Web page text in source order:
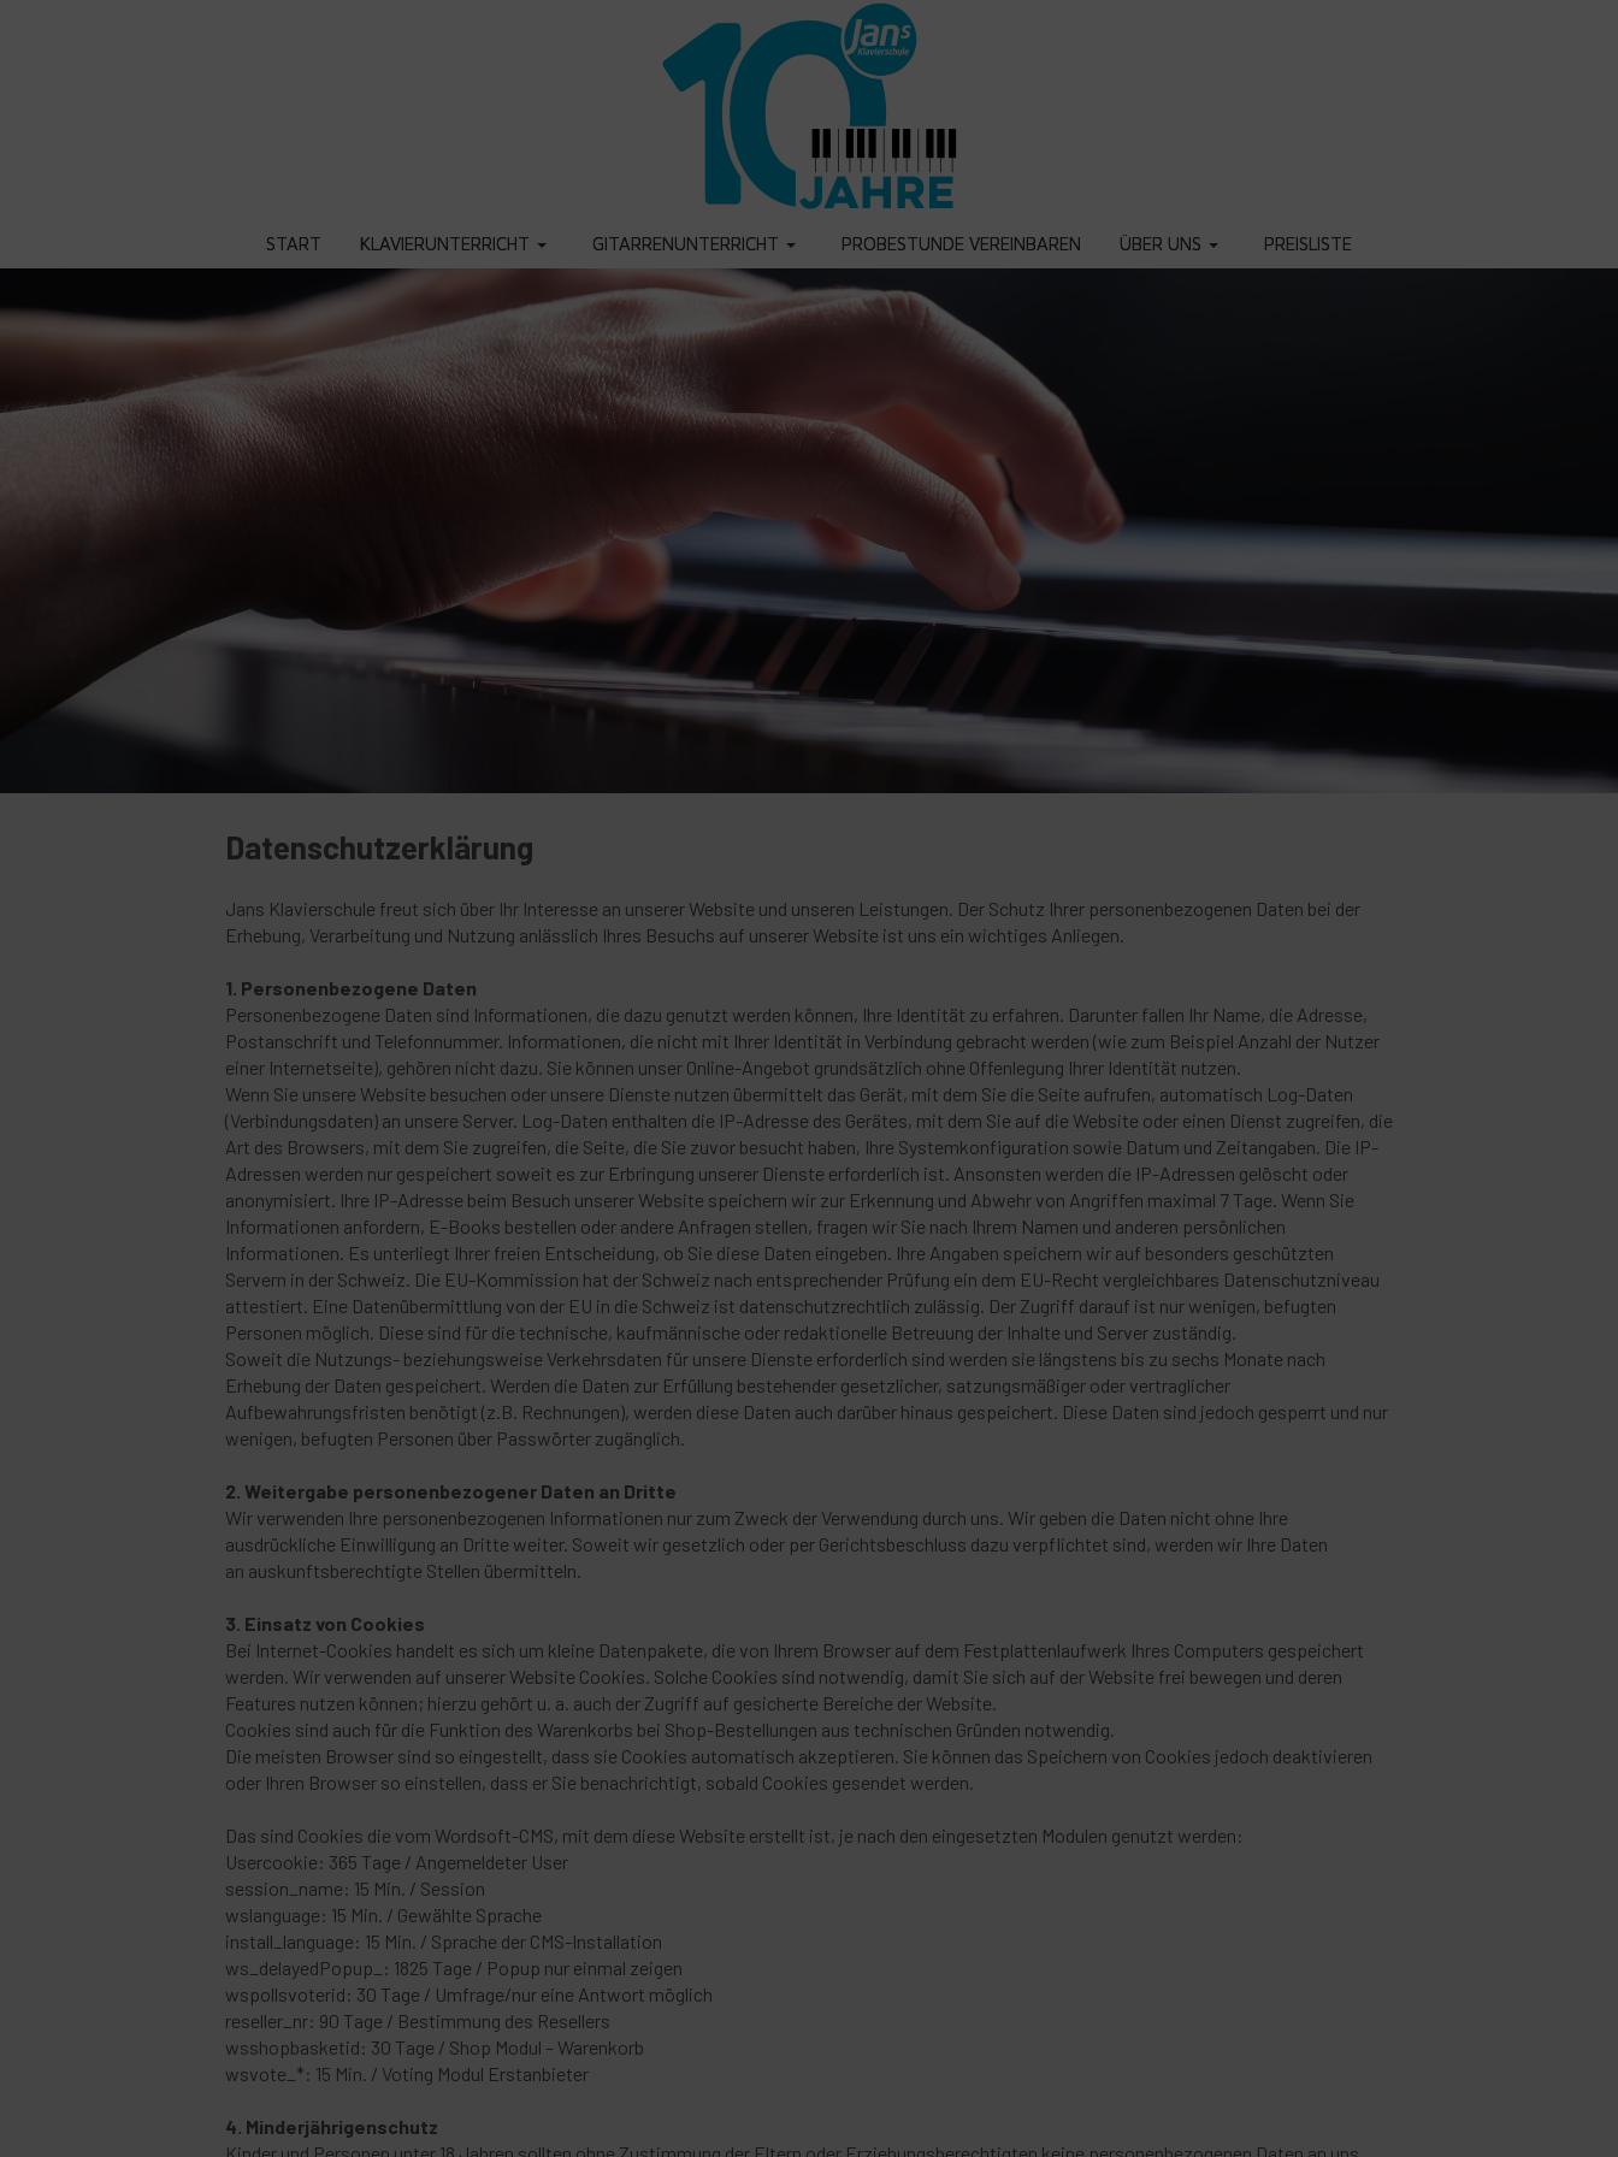
START KLAVIERUNTERRICHT GITARRENUNTERRICHT PROBESTUNDE VEREINBAREN ÜBER UNS PREISLISTE
Datenschutzerklärung
Jans Klavierschule freut sich über Ihr Interesse an unserer Website und unseren Leistungen. Der Schutz Ihrer personenbezogenen Daten bei der
Erhebung, Verarbeitung und Nutzung anlässlich Ihres Besuchs auf unserer Website ist uns ein wichtiges Anliegen.
1. Personenbezogene Daten
Personenbezogene Daten sind Informationen, die dazu genutzt werden können, Ihre Identität zu erfahren. Darunter fallen Ihr Name, die Adresse,
Postanschrift und Telefonnummer. Informationen, die nicht mit Ihrer Identität in Verbindung gebracht werden (wie zum Beispiel Anzahl der Nutzer
einer Internetseite), gehören nicht dazu. Sie können unser Online-Angebot grundsätzlich ohne Offenlegung Ihrer Identität nutzen.
Wenn Sie unsere Website besuchen oder unsere Dienste nutzen übermittelt das Gerät, mit dem Sie die Seite aufrufen, automatisch Log-Daten
(Verbindungsdaten) an unsere Server. Log-Daten enthalten die IP-Adresse des Gerätes, mit dem Sie auf die Website oder einen Dienst zugreifen, die
Art des Browsers, mit dem Sie zugreifen, die Seite, die Sie zuvor besucht haben, Ihre Systemkonfiguration sowie Datum und Zeitangaben. Die IP-
Adressen werden nur gespeichert soweit es zur Erbringung unserer Dienste erforderlich ist. Ansonsten werden die IP-Adressen gelöscht oder
anonymisiert. Ihre IP-Adresse beim Besuch unserer Website speichern wir zur Erkennung und Abwehr von Angriffen maximal 7 Tage. Wenn Sie
Informationen anfordern, E-Books bestellen oder andere Anfragen stellen, fragen wir Sie nach Ihrem Namen und anderen persönlichen
Informationen. Es unterliegt Ihrer freien Entscheidung, ob Sie diese Daten eingeben. Ihre Angaben speichern wir auf besonders geschützten
Servern in der Schweiz. Die EU-Kommission hat der Schweiz nach entsprechender Prüfung ein dem EU-Recht vergleichbares Datenschutzniveau
attestiert. Eine Datenübermittlung von der EU in die Schweiz ist datenschutzrechtlich zulässig. Der Zugriff darauf ist nur wenigen, befugten
Personen möglich. Diese sind für die technische, kaufmännische oder redaktionelle Betreuung der Inhalte und Server zuständig.
Soweit die Nutzungs- beziehungsweise Verkehrsdaten für unsere Dienste erforderlich sind werden sie längstens bis zu sechs Monate nach
Erhebung der Daten gespeichert. Werden die Daten zur Erfüllung bestehender gesetzlicher, satzungsmäßiger oder vertraglicher
Aufbewahrungsfristen benötigt (z.B. Rechnungen), werden diese Daten auch darüber hinaus gespeichert. Diese Daten sind jedoch gesperrt und nur
wenigen, befugten Personen über Passwörter zugänglich.
2. Weitergabe personenbezogener Daten an Dritte
Wir verwenden Ihre personenbezogenen Informationen nur zum Zweck der Verwendung durch uns. Wir geben die Daten nicht ohne Ihre
ausdrückliche Einwilligung an Dritte weiter. Soweit wir gesetzlich oder per Gerichtsbeschluss dazu verpflichtet sind, werden wir Ihre Daten
an auskunftsberechtigte Stellen übermitteln.
3. Einsatz von Cookies
Bei Internet-Cookies handelt es sich um kleine Datenpakete, die von Ihrem Browser auf dem Festplattenlaufwerk Ihres Computers gespeichert
werden. Wir verwenden auf unserer Website Cookies. Solche Cookies sind notwendig, damit Sie sich auf der Website frei bewegen und deren
Features nutzen können; hierzu gehört u. a. auch der Zugriff auf gesicherte Bereiche der Website.
Cookies sind auch für die Funktion des Warenkorbs bei Shop-Bestellungen aus technischen Gründen notwendig.
Die meisten Browser sind so eingestellt, dass sie Cookies automatisch akzeptieren. Sie können das Speichern von Cookies jedoch deaktivieren
oder Ihren Browser so einstellen, dass er Sie benachrichtigt, sobald Cookies gesendet werden.
Das sind Cookies die vom Wordsoft-CMS, mit dem diese Website erstellt ist, je nach den eingesetzten Modulen genutzt werden:
Usercookie: 365 Tage / Angemeldeter User
session_name: 15 Min. / Session
wslanguage: 15 Min. / Gewählte Sprache
install_language: 15 Min. / Sprache der CMS-Installation
ws_delayedPopup_: 1825 Tage / Popup nur einmal zeigen
wspollsvoterid: 30 Tage / Umfrage/nur eine Antwort möglich
reseller_nr: 90 Tage / Bestimmung des Resellers
wsshopbasketid: 30 Tage / Shop Modul – Warenkorb
wsvote_*: 15 Min. / Voting Modul Erstanbieter
4. Minderjährigenschutz